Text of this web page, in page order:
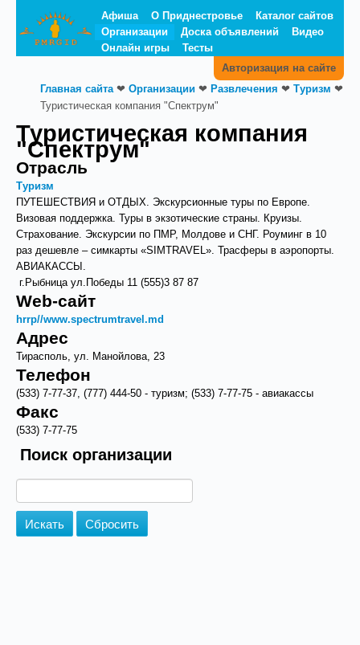
Афиша О Приднестровье
Каталог сайтов
Организации
Доска объявлений
Видео
Онлайн игры
Тесты
Авторизация на сайте
Главная сайта❤ Организации ❤ Развлечения ❤ Туризм ❤
Туристическая компания "Спектрум"
Туристическая компания
"Спектрум"
Отрасль
Туризм
ПУТЕШЕСТВИЯ и ОТДЫХ. Экскурсионные туры по Европе.
Визовая поддержка. Туры в экзотические страны. Круизы.
Страхование. Экскурсии по ПМР, Молдове и СНГ. Роуминг в 10
раз дешевле – симкарты «SIMTRAVEL». Трасферы в аэропорты.
АВИАКАССЫ.
г.Рыбница ул.Победы 11 (555)3 87 87
Web-сайт
hrrp//www.spectrumtravel.md
Адрес
Тирасполь, ул. Манойлова, 23
Телефон
(533) 7-77-37, (777) 444-50 - туризм; (533) 7-77-75 - авиакассы
Факс
(533) 7-77-75
Поиск организации